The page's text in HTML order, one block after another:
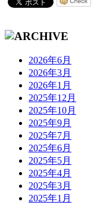
2026年6月
2026年3月
2026年1月
2025年12月
2025年10月
2025年9月
2025年7月
2025年6月
2025年5月
2025年4月
2025年3月
2025年1月